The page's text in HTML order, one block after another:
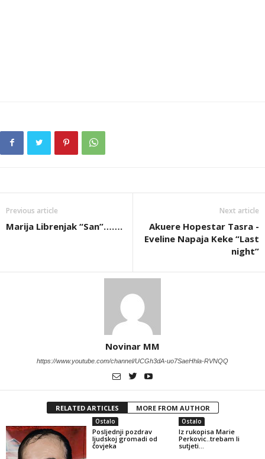
Previous article
Marija Librenjak “San”…….
Next article
Akuere Hopestar Tasra -
Eveline Napaja Keke “Last
night”
Novinar MM
https://www.youtube.com/channel/UCGh3dA-uo7SaeHhla-RVNQQ
RELATED ARTICLES MORE FROM AUTHOR
Ostalo
Posljednji pozdrav
ljudskoj gromadi od
čovjeka
Ostalo
Iz rukopisa Marie
Perkovic..trebam li
sutjeti…